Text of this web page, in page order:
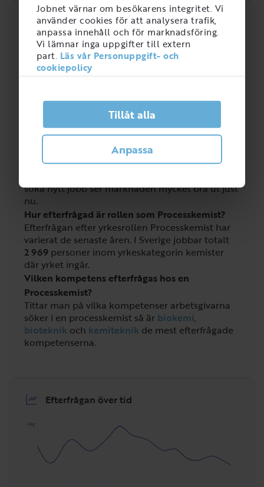
Jobnet värnar om besökarens integritet. Vi
använder cookies för att analysera trafik,
anpassa innehåll och för marknadsföring.
Vi lämnar inga uppgifter till extern
part. Läs vår Personuppgift- och
cookiepolicy
Tillåt alla
Anpassa
Snabbanalys
Efterfrågan på arbetsmarknaden just nu
4
Vilken lön får man som Processkemist?
Lönen för kemister därprocesskemistingår har
en genomsnittslön på55 000
Västsverige med ett snitt på61 800kr. Lägst
söka nytt jobb ser marknaden mycket bra ut just
nu.
Hur efterfrågad är rollen som Processkemist?
Efterfrågan efter yrkesrollen Processkemist har
varierat de senaste åren. I Sverige jobbar totalt
2 969 personer inom yrkeskategorin kemister
där yrket ingår.
Vilken kompetens efterfrågas hos en
Processkemist?
Tittar man på vilka kompetenser arbetsgivarna
söker i en processkemist så är biokemi,
bioteknik och kemiteknik de mest efterfrågade
kompetenserna.
Efterfrågan över tid
Hög